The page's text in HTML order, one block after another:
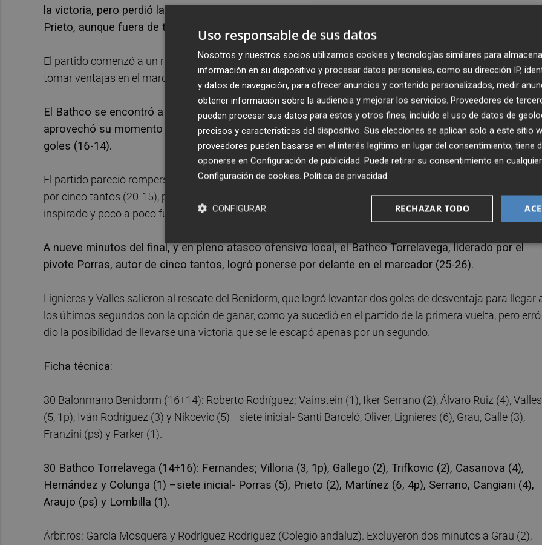
la victoria, pero perdió la pelota y permitió al equipo cántabro la última posesión, convertida en gol
Prieto, aunque fuera de tiempo por un segundo.
El partido comenzó a un ritmo frenético, si bien el Benidorm fue poco a poco imponiendo su ritmo para
tomar ventajas en el marcador.
El Bathco se encontró a un gran Roberto Rodríguez en la portería local, pero el Benidorm no
aprovechó su momento para romper el partido y se retiró al descanso con una renta de solo dos
goles (16-14).
El partido pareció romperse para los locales en el arranque del segundo periodo, en el que llegaron dominar
por cinco tantos (20-15), pero el conjunto cántabro mejoró las prestaciones en su portería con un Araujo
inspirado y poco a poco fue reduciendo las diferencias.
A nueve minutos del final, y en pleno atasco ofensivo local, el Bathco Torrelavega, liderado por el
pivote Porras, autor de cinco tantos, logró ponerse por delante en el marcador (25-26).
Lignieres y Valles salieron al rescate del Benidorm, que logró levantar dos goles de desventaja para llegar
los últimos segundos con la opción de ganar, como ya sucedió en el partido de la primera vuelta, pero
dio la posibilidad de llevarse una victoria que se le escapó apenas por un segundo.
Ficha técnica:
30 Balonmano Benidorm (16+14): Roberto Rodríguez; Vainstein (1), Iker Serrano (2), Álvaro Ruiz (4), Valles
(5, 1p), Iván Rodríguez (3) y Nikcevic (5) –siete inicial- Santi Barceló, Oliver, Lignieres (6), Grau, Calle (3),
Franzini (ps) y Parker (1).
30 Bathco Torrelavega (14+16): Fernandes; Villoria (3, 1p), Gallego (2), Trifkovic (2), Casanova (4),
Hernández y Colunga (1) –siete inicial- Porras (5), Prieto (2), Martínez (6, 4p), Serrano, Cangiani (4),
Araujo (ps) y Lombilla (1).
Árbitros: García Mosquera y Rodríguez Rodríguez (Colegio andaluz). Excluyeron dos minutos a Grau (2),
Uso responsable de sus datos
Nosotros y nuestros socios utilizamos cookies y tecnologías similares para
información en su dispositivo y procesar datos personales, como su dirección IP,
y datos de navegación, para ofrecer anuncios y contenido personalizados, medir
obtener información sobre la audiencia y mejorar los servicios. Proveedores de
pueden procesar sus datos para estos y otros fines, incluido el uso de datos de
precisos y características del dispositivo. Sus elecciones se aplican solo a este sitio
proveedores pueden basarse en el interés legítimo en lugar del consentimiento; tiene
oponerse en Configuración de publicidad. Puede retirar su consentimiento en
Configuración de cookies. Política de privacidad
RECHAZAR TODO
CONFIGURAR